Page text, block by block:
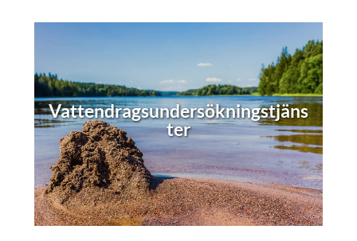
Vattendragsundersökningstjäns
ter